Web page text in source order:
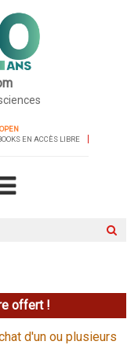
EN ACCÈS LIBRE
offert !
d'un ou plusieurs